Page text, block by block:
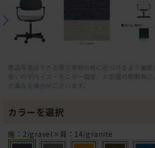
商品写真はできる限り実物の色に近づけるよう徹底
使いのデバイス・モニター設定、お部屋の照明等
が異なる場合がございます。
カラーを選択
座：2/gravel×背：14/granite